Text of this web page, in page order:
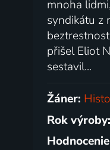
mnoha
syndikátu z
přišel Eliot
sestavil...
Žáner:
Rok výroby: